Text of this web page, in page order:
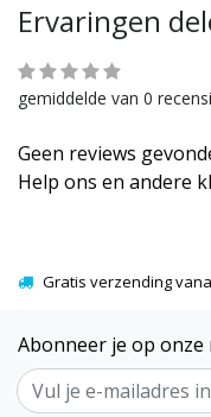
Ervaringen
gemiddelde van 0
Geen reviews
Help ons en andere
Gratis verzending
Abonneer je op